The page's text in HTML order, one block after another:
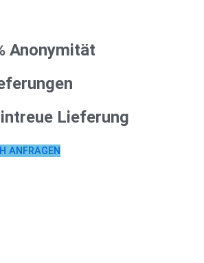
Anonymität
Lieferung
ANFRAGEN